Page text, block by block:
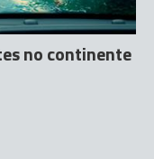
no continente